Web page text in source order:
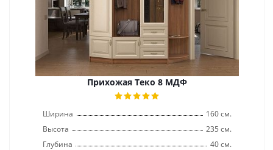
Прихожая Теко 8 МДФ
Ширина
160 см.
Высота
235 см.
Глубина
40 см.